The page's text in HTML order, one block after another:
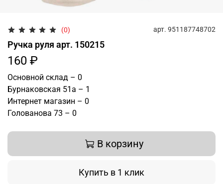
(0) арт. 951187748702
Ручка руля арт. 150215
160 ₽
Основной склад – 0
Бурнаковская 51а – 1
Интернет магазин – 0
Голованова 73 – 0
В корзину
Купить в 1 клик